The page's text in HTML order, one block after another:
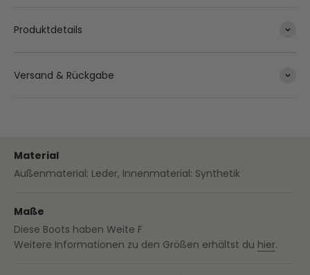
Produktdetails
Versand & Rückgabe
Material
Außenmaterial: Leder, Innenmaterial: Synthetik
Maße
Diese Boots haben Weite F
Weitere Informationen zu den Größen erhältst du hier.